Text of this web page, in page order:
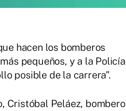
hacen los bomberos
pequeños, y a la Policía
posible de la carrera”.
Cristóbal Peláez, bombero